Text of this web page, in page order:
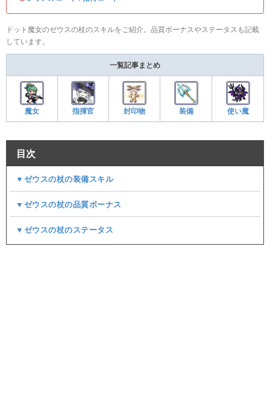
ドット魔女のゼウスの杖のスキルをご紹介。品質ボーナスやステータスも記載
しています。
一覧記事まとめ
魔女 指揮官 封印物 装備 使い魔
目次
▼ゼウスの杖の装備スキル
▼ゼウスの杖の品質ボーナス
▼ゼウスの杖のステータス